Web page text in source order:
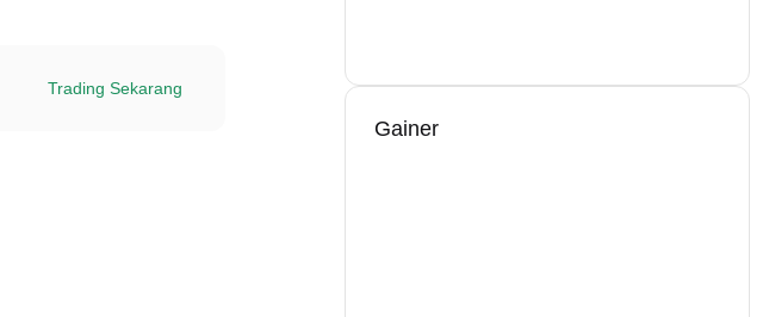
Trading Sekarang
Gainer